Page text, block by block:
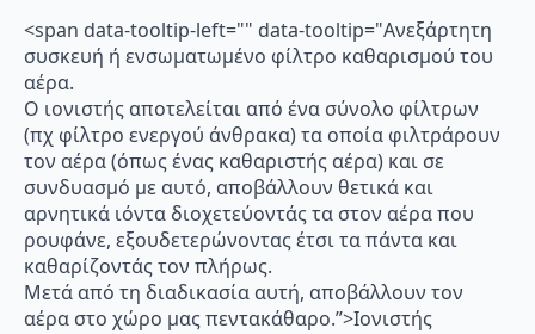
<span data-tooltip-left="" data-tooltip="Ανεξάρτητη
συσκευή ή ενσωματωμένο φίλτρο καθαρισμού του
αέρα.
Ο ιονιστής αποτελείται από ένα σύνολο φίλτρων
(πχ φίλτρο ενεργού άνθρακα) τα οποία φιλτράρουν
τον αέρα (όπως ένας καθαριστής αέρα) και σε
συνδυασμό με αυτό, αποβάλλουν θετικά και
αρνητικά ιόντα διοχετεύοντάς τα στον αέρα που
ρουφάνε, εξουδετερώνοντας έτσι τα πάντα και
καθαρίζοντάς τον πλήρως.
Μετά από τη διαδικασία αυτή, αποβάλλουν τον
αέρα στο χώρο μας πεντακάθαρο.”>Ιονιστής